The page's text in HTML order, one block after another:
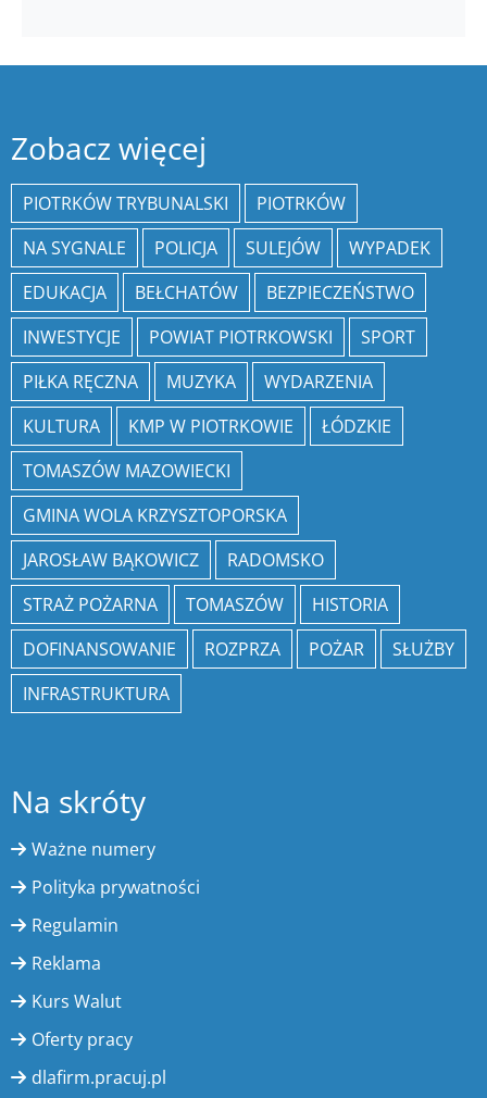
Zobacz więcej
PIOTRKÓW TRYBUNALSKI
PIOTRKÓW
NA SYGNALE
POLICJA SULEJÓW
WYPADEK
EDUKACJA
BEŁCHATÓW
BEZPIECZEŃSTWO
INWESTYCJE
POWIAT PIOTRKOWSKI
SPORT
PIŁKA RĘCZNA
MUZYKA
WYDARZENIA
KULTURA
KMP W PIOTRKOWIE
ŁÓDZKIE
TOMASZÓW MAZOWIECKI
GMINA WOLA KRZYSZTOPORSKA
JAROSŁAW BĄKOWICZ
RADOMSKO
STRAŻ POŻARNA
TOMASZÓW
HISTORIA
DOFINANSOWANIE
ROZPRZA POŻAR
SŁUŻBY
INFRASTRUKTURA
Na skróty
Ważne numery
Polityka prywatności
Regulamin
Reklama
Kurs Walut
Oferty pracy
dlafirm.pracuj.pl